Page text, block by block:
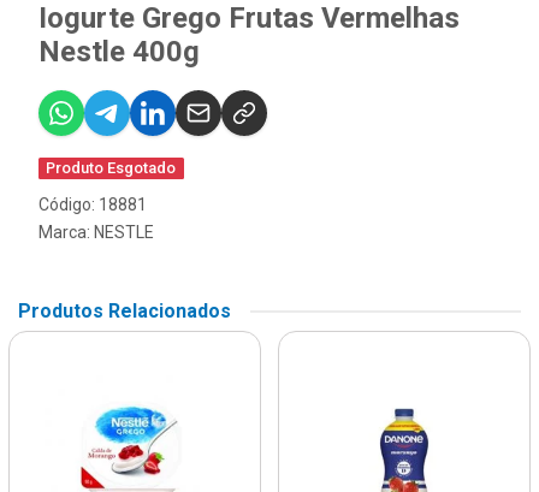
Iogurte Grego Frutas Vermelhas
Nestle 400g
Produto Esgotado
Código: 18881
Marca: NESTLE
Produtos Relacionados